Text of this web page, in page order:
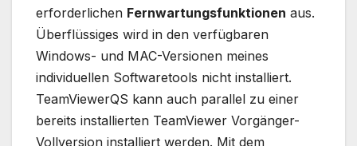
erforderlichen Fernwartungsfunktionen aus.
Überflüssiges wird in den verfügbaren
Windows- und MAC-Versionen meines
individuellen Softwaretools nicht installiert.
TeamViewerQS kann auch parallel zu einer
bereits installierten TeamViewer Vorgänger-
Vollversion installiert werden. Mit dem